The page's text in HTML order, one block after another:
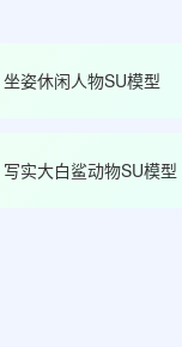
坐姿休闲人物SU模型
写实大白鲨动物SU模型